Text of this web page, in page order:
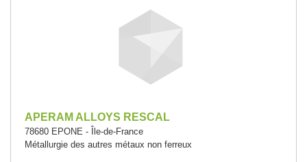
APERAM ALLOYS RESCAL
78680 EPONE - Île-de-France
Métallurgie des autres métaux non ferreux